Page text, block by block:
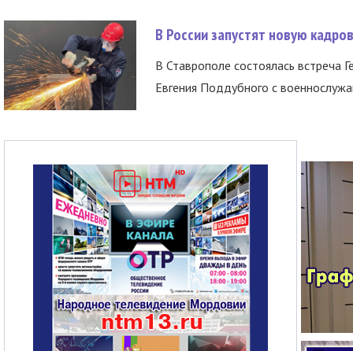
В России запустят новую
В Ставрополе состоялась встреча
Евгения Поддубного с